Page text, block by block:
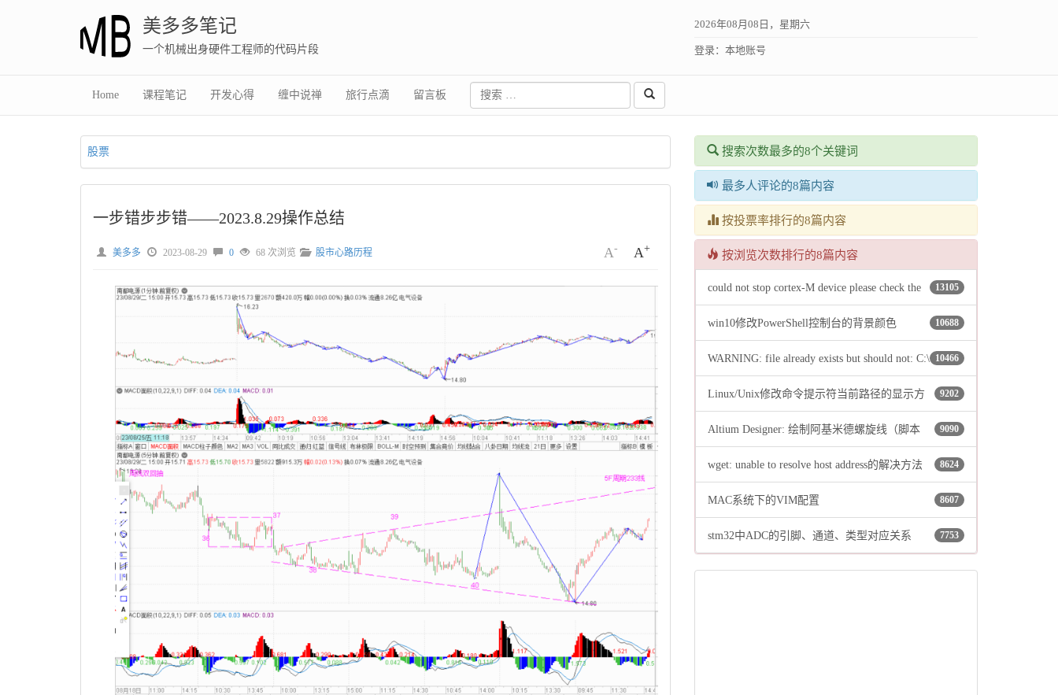
美多多笔记
一个机械出身硬件工程师的代码片段
2026年08月08日，星期六
登录： 本地账号
Home 课程笔记 开发心得 缠中说禅 旅行点滴 留言板
股票
一步错步步错——2023.8.29操作总结
A- A+
美多多 2023-08-29 0 68 次浏览 股市心路历程
搜索次数最多的8个关键词
最多人评论的8篇内容
按投票率排行的8篇内容
按浏览次数排行的8篇内容
13105
could not stop cortex-M device please check the
jtag cable 10688
win10修改PowerShell控制台的背景颜色
10466
WARNING: file already exists but should not: C:\
…\…\…\Local\Temp\_MEI58962\include\pyconfig.h9202
Linux/Unix修改命令提示符当前路径的显示方
式 9090
Altium Designer: 绘制阿基米德螺旋线（脚本
法） 8624
wget: unable to resolve host address的解决方法
8607
MAC系统下的VIM配置
7753
stm32中ADC的引脚、通道、类型对应关系